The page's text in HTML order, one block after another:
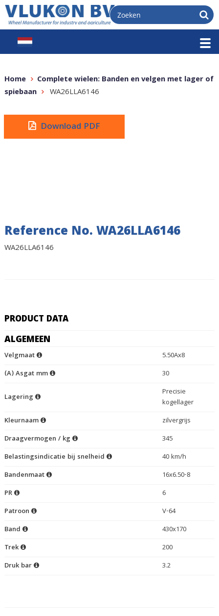
Home
Complete wielen: Banden en velgen met lager of
spiebaan
WA26LLA6146
Download PDF
Reference No. WA26LLA6146
WA26LLA6146
PRODUCT DATA
ALGEMEEN
Velgmaat
5.50Ax8
(A) Asgat mm
30
Lagering
Precisie
kogellager
Kleurnaam
zilvergrijs
Draagvermogen / kg
345
Belastingsindicatie bij snelheid
40 km/h
Bandenmaat
16x6.50-8
PR
6
Patroon
V-64
Band
430x170
Trek
200
Druk bar
3.2